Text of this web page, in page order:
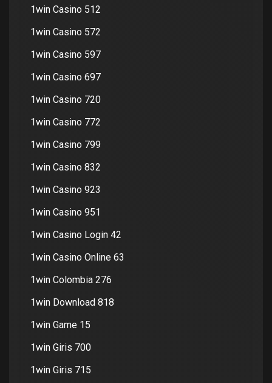
1win Casino 512
1win Casino 572
1win Casino 597
1win Casino 697
1win Casino 720
1win Casino 772
1win Casino 799
1win Casino 832
1win Casino 923
1win Casino 951
1win Casino Login 42
1win Casino Online 63
1win Colombia 276
1win Download 818
1win Game 15
1win Giris 700
1win Giris 715